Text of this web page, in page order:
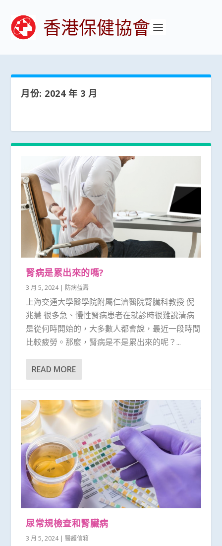
香港保健協會
月份: 2024 年 3 月
腎病是累出來的嗎?
3 月 5, 2024| 防病益壽
上海交通大學醫學院附屬仁濟醫院腎臟科教授 倪
兆慧 很多急、慢性腎病患者在就診時很難說清病
是從何時開始的，大多數人都會說，最近一段時間
比較疲勞。那麼，腎病是不是累出來的呢？...
READ MORE
尿常規檢查和腎臟病
3 月 5, 2024|醫護信箱